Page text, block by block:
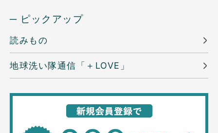
─ ピックアップ
読みもの
地球洗い隊通信「＋LOVE」